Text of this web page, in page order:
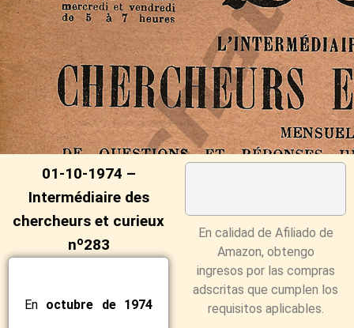
01-10-1974 –
Intermédiaire des
chercheurs et curieux
nº283
En octubre de 1974
En calidad de Afiliado de
Amazon, obtengo
ingresos por las compras
adscritas que cumplen los
requisitos aplicables.